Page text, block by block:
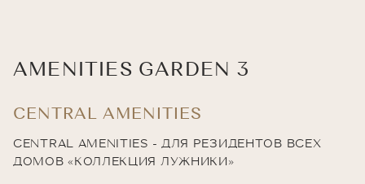
AMENITIES GARDEN 3
CENTRAL AMENITIES
CENTRAL AMENITIES - ДЛЯ РЕЗИДЕНТОВ ВСЕХ
ДОМОВ «КОЛЛЕКЦИЯ ЛУЖНИКИ»